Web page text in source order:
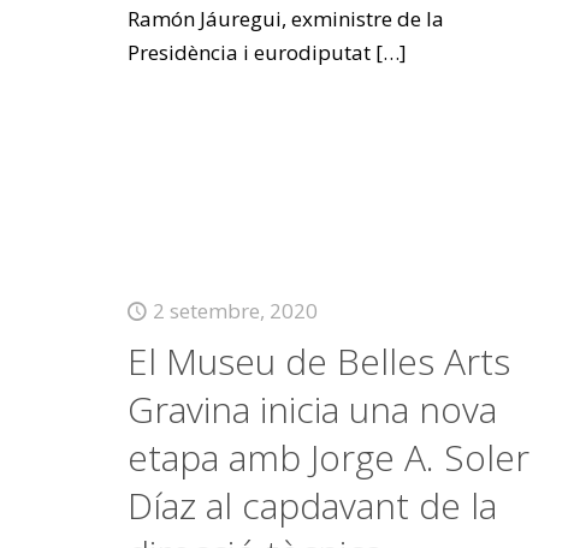
Ramón Jáuregui, exministre de la
Presidència i eurodiputat[…]
2 setembre, 2020
El Museu de Belles Arts
Gravina inicia una nova
etapa amb Jorge A. Soler
Díaz al capdavant de la